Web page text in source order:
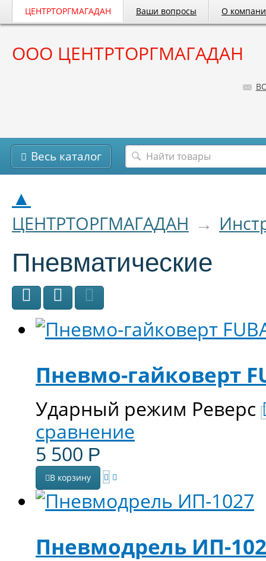
ЦЕНТРТОРГМАГАДАН Ваши вопросы О
ООО ЦЕНТРТОРГМАГАДАН
Весь каталог
▲
ЦЕНТРТОРГМАГАДАН →
Пневматические
Пневмо-гайковерт
Ударный режим Реверс
сравнение
5 500 Р
В корзину
Пневмодрель ИП-